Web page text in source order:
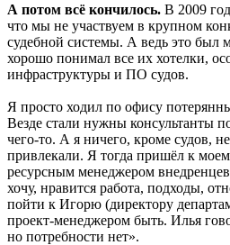
А потом всё кончилось. В 2009
что мы не участвуем в крупном
судебной системы. А ведь это был
хорошо понимал все их хотелки,
инфраструктуры и ПО судов.
Я просто ходил по офису
Везде стали нужны консультанты
чего-то. А я ничего, кроме судов,
привлекали. Я тогда пришёл к
ресурсным менеджером
хочу, нравится работа, подходы,
пойти к Игорю (директору
проект-менеджером быть. Илья
но потребности нет».